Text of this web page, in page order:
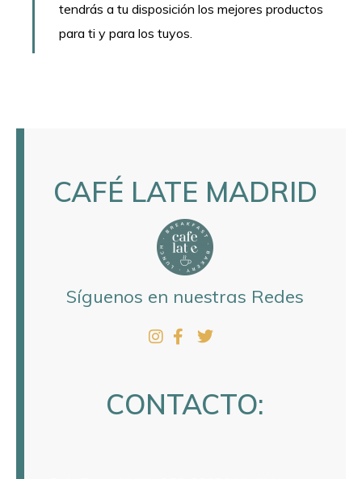
tendrás a tu disposición los mejores productos
para ti y para los tuyos.
CAFÉ LATE MADRID
Síguenos en nuestras Redes
CONTACTO: